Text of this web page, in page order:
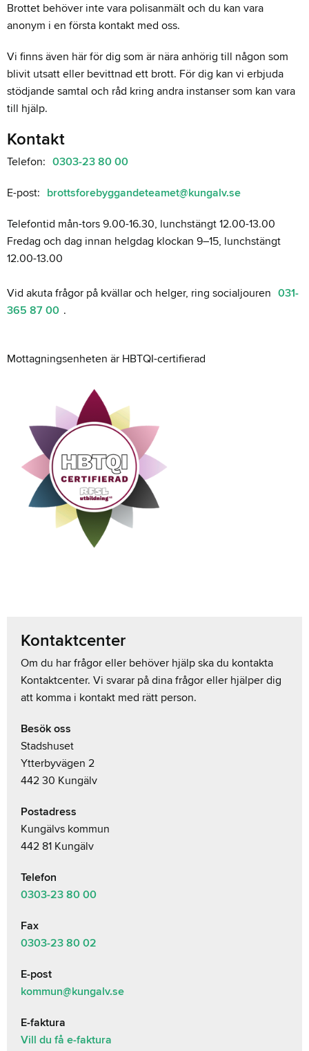
Brottet behöver inte vara polisanmält och du kan vara
anonym i en första kontakt med oss.
Vi finns även här för dig som är nära anhörig till någon som
blivit utsatt eller bevittnad ett brott. För dig kan vi erbjuda
stödjande samtal och råd kring andra instanser som kan vara
till hjälp.
Kontakt
Telefon: 0303-23 80 00
E-post: brottsforebyggandeteamet@kungalv.se
Telefontid mån-tors 9.00-16.30, lunchstängt 12.00-13.00
Fredag och dag innan helgdag klockan 9–15, lunchstängt
12.00-13.00
Vid akuta frågor på kvällar och helger, ring socialjouren 031-
365 87 00 .
Mottagningsenheten är HBTQI-certifierad
Kontaktcenter
Om du har frågor eller behöver hjälp ska du kontakta
Kontaktcenter. Vi svarar på dina frågor eller hjälper dig
att komma i kontakt med rätt person.
Besök oss
Stadshuset
Ytterbyvägen 2
442 30 Kungälv
Postadress
Kungälvs kommun
442 81 Kungälv
Telefon
0303-23 80 00
Fax
0303-23 80 02
E-post
kommun@kungalv.se
E-faktura
Vill du få e-faktura